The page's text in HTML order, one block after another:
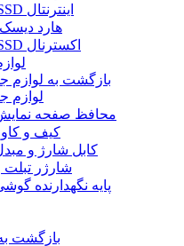
حافظه SSD اینترنتال
هارد دیسک
حافظه SSD اکسترنال
بازگشت به لوازم
لوازم
محافظ صفحه
کیف و
کابل شارژ و
شارژر تبلت
پایه نگهدارنده
بازگشت